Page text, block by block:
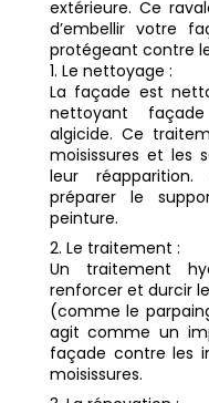
extérieure. Ce
d’embellir votre
protégeant contre
Le nettoyage :
La façade est
nettoyant
algicide. Ce
moisissures et les
leur
préparer le
peinture.
Le traitement :
Un traitement
renforcer et durcir
(comme le
agit comme un
façade contre les
moisissures.